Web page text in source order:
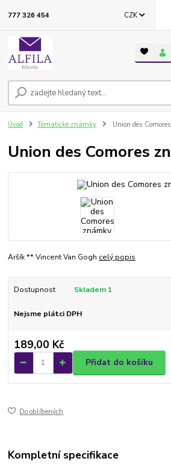
CZK
777 326 454
Úvod Tématické známky Union des
Union des Comores
Aršík ** Vincent Van Gogh celý popis
Dostupnost Skladem 1
Nejsme plátci DPH
189,00 Kč
Přidat do košíku
Do oblíbených
Kompletní specifikace